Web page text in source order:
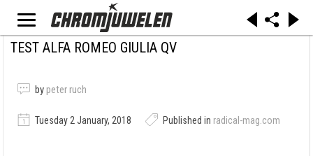
TEST ALFA ROMEO GIULIA QV
by peter ruch
Tuesday 2 January, 2018 Published in radical-mag.com